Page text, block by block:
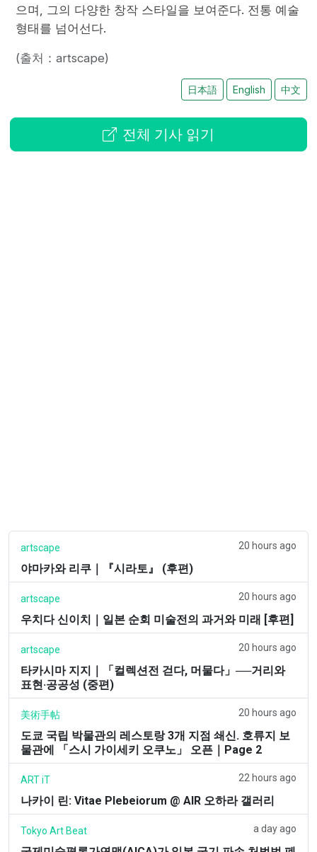
으며, 그의 다양한 창작 스타일을 보여준다. 전통 예술
형태를 넘어선다.
(출처：artscape)
日本語 English 中文
전체 기사 읽기
artscape 20 hours ago
야마카와 리쿠｜『시라토』 (후편)
artscape 20 hours ago
우치다 신이치｜일본 순회 미술전의 과거와 미래 [후편]
artscape 20 hours ago
타카시마 지지｜「컬렉션전 걷다, 머물다」──거리와
표현·공공성 (중편)
美術手帖 20 hours ago
도쿄 국립 박물관의 레스토랑 3개 지점 쇄신. 호류지 보
물관에 「스시 가이세키 오쿠노」 오픈｜Page 2
ART iT 22 hours ago
나카이 린: Vitae Plebeiorum @ AIR 오하라 갤러리
Tokyo Art Beat a day ago